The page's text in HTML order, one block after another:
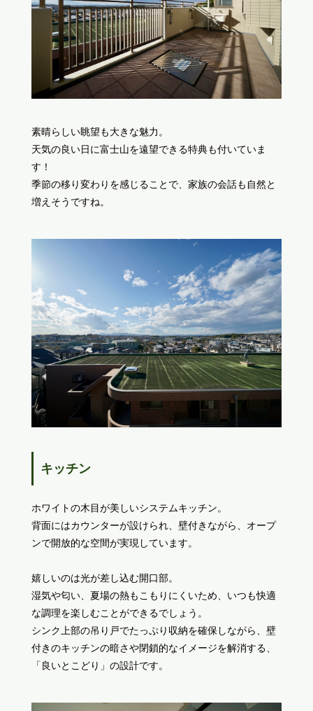
素晴らしい眺望も大きな魅力。
天気の良い日に富士山を遠望できる特典も付いていま
す！
季節の移り変わりを感じることで、家族の会話も自然と
増えそうですね。
キッチン
ホワイトの木目が美しいシステムキッチン。
背面にはカウンターが設けられ、壁付きながら、オープ
ンで開放的な空間が実現しています。
嬉しいのは光が差し込む開口部。
湿気や匂い、夏場の熱もこもりにくいため、いつも快適
な調理を楽しむことができるでしょう。
シンク上部の吊り戸でたっぷり収納を確保しながら、壁
付きのキッチンの暗さや閉鎖的なイメージを解消する、
「良いとこどり」の設計です。